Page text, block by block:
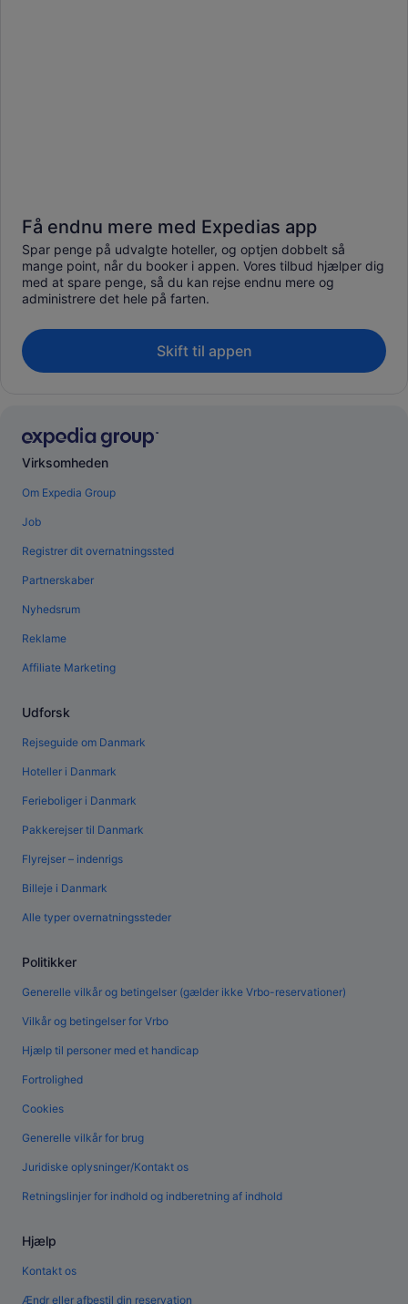
Få endnu mere med Expedias app
Spar penge på udvalgte hoteller, og optjen dobbelt så
mange point, når du booker i appen. Vores tilbud hjælper dig
med at spare penge, så du kan rejse endnu mere og
administrere det hele på farten.
Skift til appen
Virksomheden
Om Expedia Group
Job
Registrer dit overnatningssted
Partnerskaber
Nyhedsrum
Reklame
Affiliate Marketing
Udforsk
Rejseguide om Danmark
Hoteller i Danmark
Ferieboliger i Danmark
Pakkerejser til Danmark
Flyrejser – indenrigs
Billeje i Danmark
Alle typer overnatningssteder
Politikker
Generelle vilkår og betingelser (gælder ikke Vrbo-reservationer)
Vilkår og betingelser for Vrbo
Hjælp til personer med et handicap
Fortrolighed
Cookies
Generelle vilkår for brug
Juridiske oplysninger/Kontakt os
Retningslinjer for indhold og indberetning af indhold
Hjælp
Kontakt os
Ændr eller afbestil din reservation